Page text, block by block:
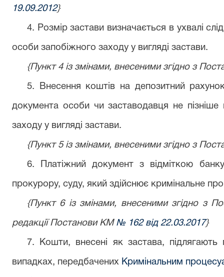
19.09.2012}
4. Розмір застави визначається в ухвалі
особи запобіжного заходу у вигляді застави.
{Пункт 4 із змінами, внесеними згідно з
5. Внесення коштів на депозитний
документа особи чи заставодавця не
заходу у вигляді застави.
{Пункт 5 із змінами, внесеними згідно з
6. Платіжний документ з відміткою
прокурору, суду, який здійснює кримінальне
{Пункт 6 із змінами, внесеними згідно з
редакції Постанови КМ № 162 від 22.03.2017}
7. Кошти, внесені як застава,
випадках, передбачених Кримінальним